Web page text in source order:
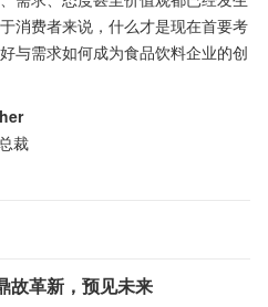
消费者来说，什么才是现在首要考
与需求如何成为食品饮料企业的创
裁
故革新，预见未来